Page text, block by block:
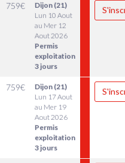
759€
Dijon (21)
Lun 10 Aout
au Mer 12
Aout 2026
Permis
exploitation
3 jours
759€
Dijon (21)
Lun 17 Aout
au Mer 19
Aout 2026
Permis
exploitation
3 jours